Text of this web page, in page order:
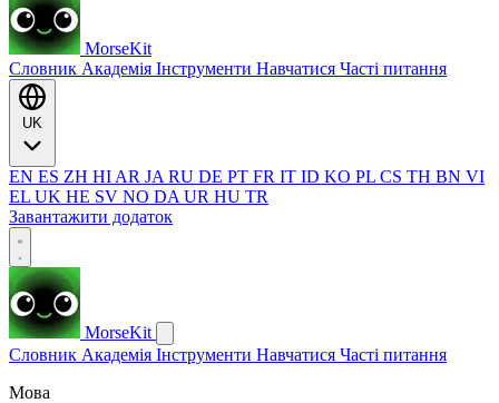
MorseKit
Словник Академія Інструменти Навчатися Часті питання
EN ES ZH HI AR JA RU DE PT FR IT ID KO PL CS TH BN VI
EL UK HE SV NO DA UR HU TR
Завантажити додаток
MorseKit
Словник Академія Інструменти Навчатися Часті питання
Мова